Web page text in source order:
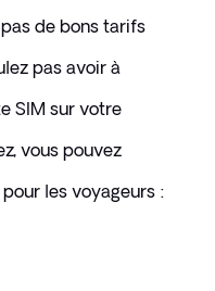
de bons tarifs
pas avoir à
SIM sur votre
vous pouvez
les voyageurs :